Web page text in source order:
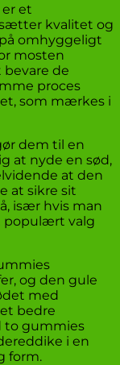
et
kvalitet og
omhyggeligt
mosten
bevare de
proces
som mærkes i
dem til en
at nyde en sød,
at den
at sikre sit
især hvis man
populært valg
og den gule
med
bedre
to gummies
i en
form.